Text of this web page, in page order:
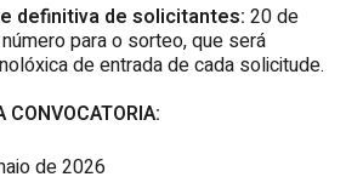
definitiva de solicitantes: 20 de
para o sorteo, que será
de entrada de cada solicitude.
CONVOCATORIA:
de 2026